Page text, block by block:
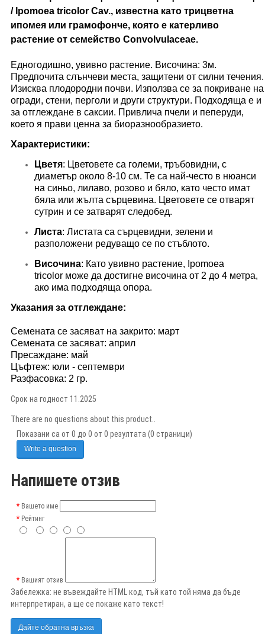
/ Ipomoea tricolor Cav., известна като трицветна
ипомея или грамофонче, която е катерливо
растение от семейство Convolvulaceae.
Едногодишно, увивно растение. Височина: 3м.
Предпочита слънчеви места, защитени от силни течения.
Изисква плодородни почви. Използва се за покриване на
огради, стени, перголи и други структури. Подходяща е и
за отглеждане в саксии. Привлича пчели и пеперуди,
което я прави ценна за биоразнообразието.
Характеристики:
Цветя: Цветовете са големи, тръбовидни, с
диаметър около 8-10 cм. Те са най-често в нюанси
на синьо, лилаво, розово и бяло, като често имат
бяла или жълта сърцевина. Цветовете се отварят
сутрин и се затварят следобед.
Листа: Листата са сърцевидни, зелени и
разположени редуващо се по стъблото.
Височина: Като увивно растение, Ipomoea
tricolor може да достигне височина от 2 до 4 метра,
ако има подходяща опора.
Указания за отглеждане:
Семената се засяват на закрито: март
Семената се засяват: април
Пресаждане: май
Цъфтеж: юли - септември
Разфасовка: 2 гр.
Срок на годност 11.2025
There are no questions about this product..
Показани са от 0 до 0 от 0 резултата (0 страници)
Write a question
Напишете отзив
Вашето име
Рейтинг
Вашият отзив
Забележка: не въвеждайте HTML код, тъй като той няма да бъде
интерпретиран, а ще се покаже като текст!
Дайте обратна връзка